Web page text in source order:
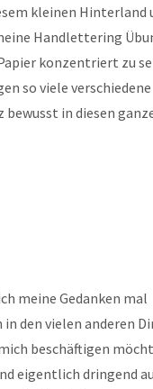
kleinen Hinterland
Handlettering
konzentriert zu
so viele verschiedene
bewusst in diesen
meine Gedanken mal
den vielen anderen
beschäftigen
eigentlich dringend